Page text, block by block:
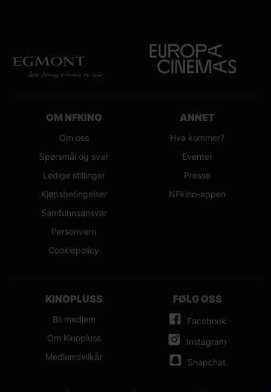
OM NFKINO
Om oss
Spørsmål og svar
Ledige stillinger
Kjøpsbetingelser
Samfunnsansvar
Personvern
Cookiepolicy
ANNET
Hva kommer?
Eventer
Presse
NFkino-appen
KINOPLUSS
Bli medlem
Om Kinopluss
Medlemsvilkår
FØLG OSS
Facebook
Instagram
Snapchat